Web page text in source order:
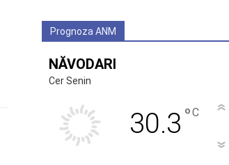
Prognoza ANM
NĂVODARI
Cer Senin
30.3 °C